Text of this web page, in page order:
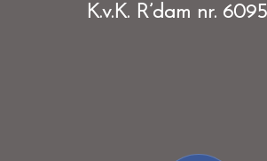
K.v.K. R’dam nr.